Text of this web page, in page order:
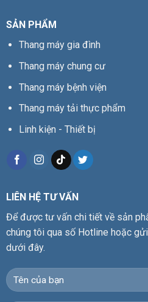
SẢN PHẨM
Thang máy gia đình
Thang máy chung cư
Thang máy bệnh viện
Thang máy tải thực phẩm
Linh kiện - Thiết bị
LIÊN HỆ TƯ VẤN
Để được tư vấn chi tiết về sản
chúng tôi qua số Hotline hoặc
dưới đây.